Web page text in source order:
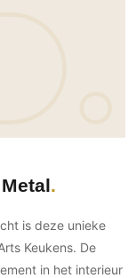
is deze unieke
Keukens. De
in het interieur